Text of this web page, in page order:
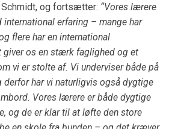
og fortsætter: “Vores lærere
international erfaring – mange har
flere har en international
giver os en stærk faglighed og et
vi er stolte af. Vi underviser både på
derfor har vi naturligvis også dygtige
Vores lærere er både dygtige
og de er klar til at løfte den store